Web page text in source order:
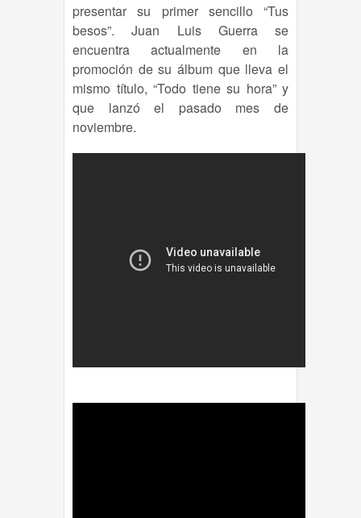
presentar su primer sencillo “Tus
besos”. Juan Luis Guerra se
encuentra actualmente en la
promoción de su álbum que lleva el
mismo título, “Todo tiene su hora” y
que lanzó el pasado mes de
noviembre.